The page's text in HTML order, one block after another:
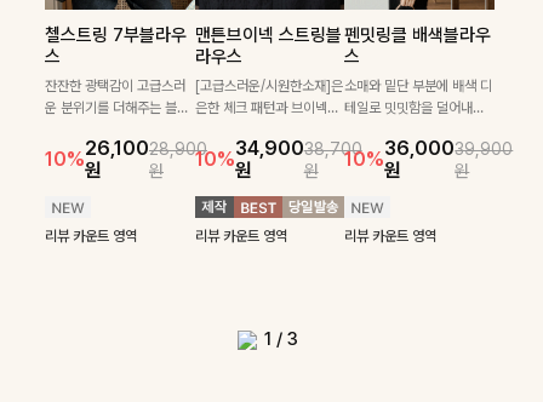
첼스트링 7부블라우
스
잔잔한 광택감이 고급스러
운 분위기를 더해주는 블라
프릴 밑단이 자연스럽게 실
루엣을 살려주며, 여유로운
스러운 무드를 완성해준답
니다 🤍
10%26,100
원
28,900
원
리뷰 카운트 영역
맨튼브이넥 스트링블
라우스
[고급스러운/시원한소재]은
은한 체크 패턴과 브이넥으
로 고급스러운 디테일을 넣
었으며 밑단스트링으로 핏
을 더욱 깔끔하게 잡아주는
블라우스예요 :)
10%34,900
원
38,700
원
리뷰 카운트 영역
펜밋링클 배색블라우
스
소매와 밑단 부분에 배색 디
테일로 밋밋함을 덜어내고
클 소재로 구김 걱정없이 즐
길 수 있는 블라우스랍니
10%36,000
원
39,900
원
리뷰 카운트 영역
론클디 브이넥니트
부드럽게 몸을 감싸는 니트
짜임으로 편안한 착용감을
더해드리며 여유 있게 떨어
여리여리한 실루엣을 완성
해드려요 ✨ 단독은 물론 다
게 매치되는 데일리 니트랍
니다
10%원
원
리뷰 카운트 영역
칠스트라이프 카라7
부니트
[골드버튼/클래식무드🤍]
스트라이프 패턴으로 데일
이템입니다 카라넥 디자인
으로 깔끔한 이미지로 만들
어 주는 7부 니트입니다 ~
10%31,900
원
35,400
원
리뷰 카운트 영역
셀드펜던트 7부니트
넉넉한 핏으로 편하게 착용
가능한 심플&베이직 무드의
니트!레터리 펜던트로 고급
어요:D
10% 원
원
리뷰 카운트 영역
필첸체크 스트링블라
우스+플레어스커트
SET
[활용도 좋은 투피스]은은한
테일이 어우러진 투피스 세
트입니다. 여유로운 상의와
풍성하게 퍼지는 롱스커트가
론, 단품으로도 다양하게 활
42,900
원
49,800
특스트라이프 링클원
피스+스트링자켓
SET
가볍고 시원한 링클 원피스
성되어 코디 고민 없이 완성
도 높은 스타일링을 연출해
주는 아이템 🤍 따로 또 같
이 활용하기 좋아 실용적이
며, 스트링 디테일로 다양한
69,900
원
79,400
원
헨틴링클 날개티셔츠
+치마바지SET
[텐션감↑/구김↓]가볍게
입기만 해도 코디가 완성되
럽게 퍼지는 프릴 날개 소매
가 우아한 포인트를 더해드
립니다💕 잔잔한 링클 텍스
처 소재와 편안한 허리밴딩
으로 하루 종일 산뜻하고 쾌
12%29,900
원
33,900
원
리뷰 카운트 영역
1 / 3